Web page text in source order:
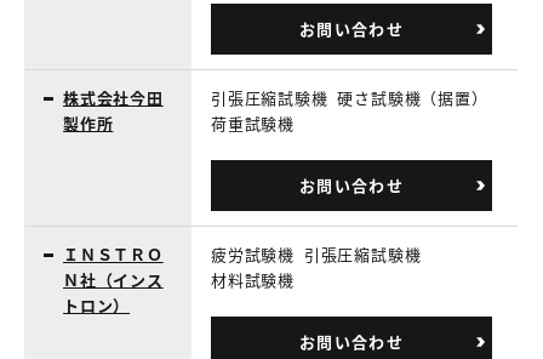
お問い合わせ
株式会社今田
製作所
引張圧縮試験機 硬さ試験機（据置）
荷重試験機
お問い合わせ
ＩＮＳＴＲＯ
Ｎ社（インス
トロン）
疲労試験機 引張圧縮試験機
材料試験機
お問い合わせ